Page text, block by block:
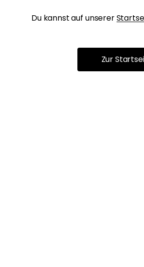
Du kannst auf unserer
Zur